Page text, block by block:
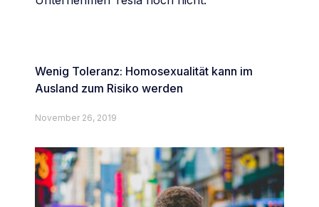
Wenig Toleranz: Homosexualität kann im
Ausland zum Risiko werden
November 26, 2019